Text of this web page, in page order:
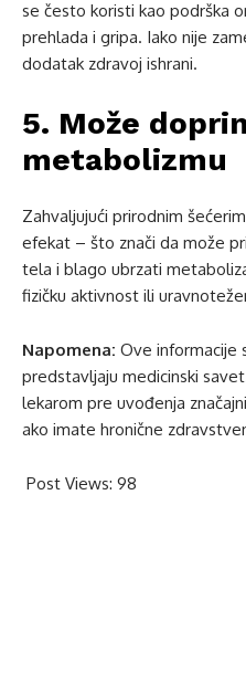
se često koristi kao podrška
prehlada i gripa. Iako nije
dodatak zdravoj ishrani.
5. Može
metabolizmu
Zahvaljujući prirodnim
efekat – što znači da može
tela i blago ubrzati
fizičku aktivnost ili
Napomena: Ove informacije
predstavljaju medicinski
lekarom pre uvođenja
ako imate hronične
Post Views: 98